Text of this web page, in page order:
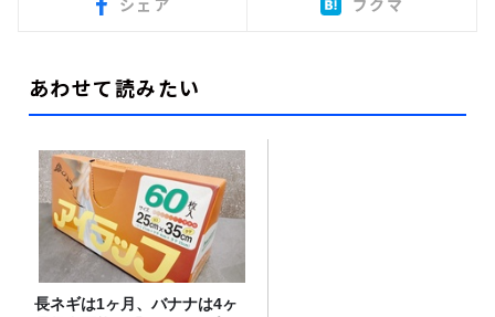
シェア ブクマ
あわせて読みたい
長ネギは1ヶ月、バナナは4ヶ